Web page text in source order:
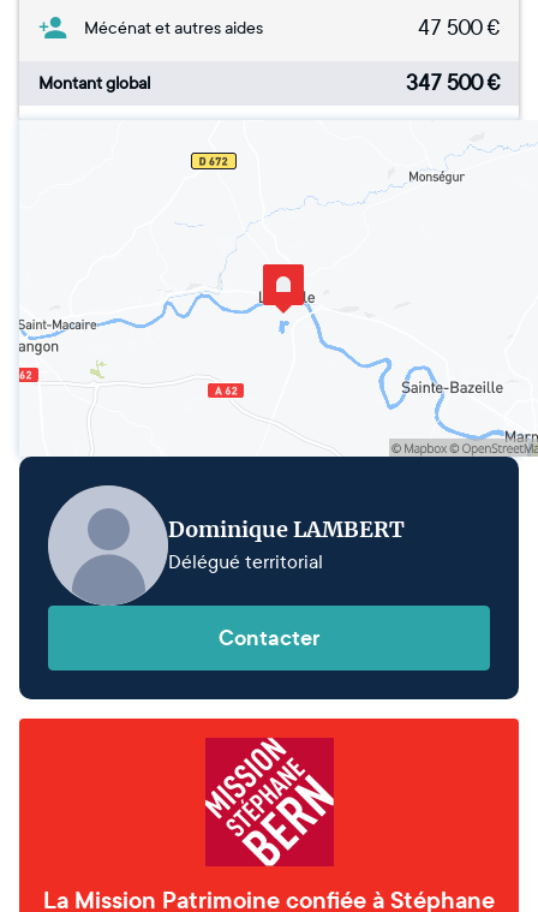
Mécénat et autres aides 47 500€
Montant global 347 500€
Dominique LAMBERT
Délégué territorial
Contacter
La Mission Patrimoine confiée à Stéphane